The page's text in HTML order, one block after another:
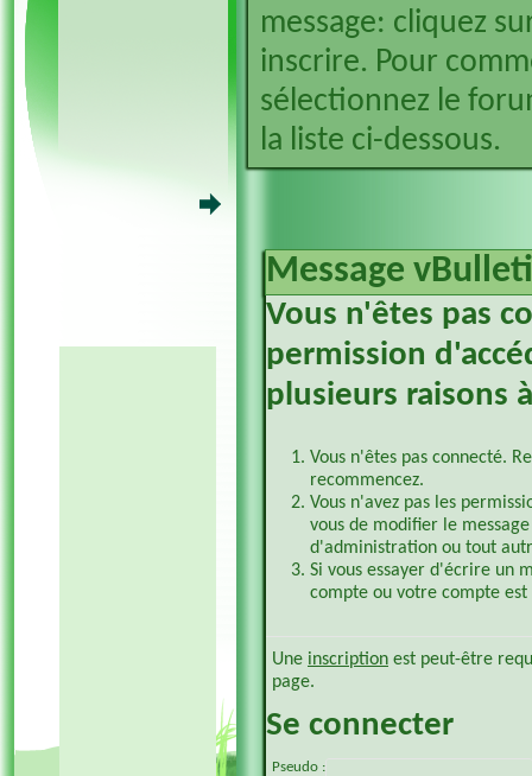
message: cliquez
inscrire. Pour
sélectionnez le
la liste ci-dessous.
Message
Vous n'êtes pas
permission
plusieurs raisons
Vous n'êtes pas connecté.
recommencez.
Vous n'avez pas les
vous de modifier le
d'administration ou tout
Si vous essayer d'écrire un
compte ou votre compte
Une inscription est peut-être
page.
Se connecter
Pseudo :